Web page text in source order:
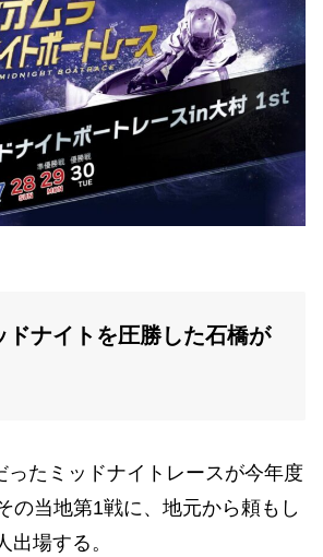
ドナイトを圧勝した石橋が
ったミッドナイトレースが今年度
の当地第1戦に、地元から頼もし
出場する。